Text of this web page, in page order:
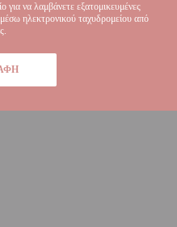
για να λαμβάνετε εξατομικευμένες
ηλεκτρονικού ταχυδρομείου από